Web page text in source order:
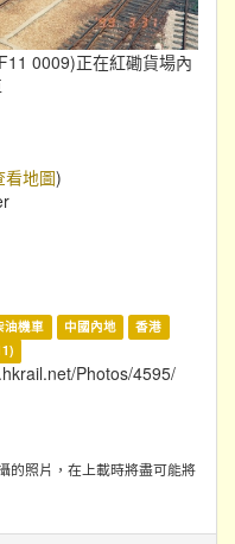
0009)正在紅磡貨場內
看地圖)
油機車 中國內地
香港
Photos/4595/
的照片，在上載時將盡可能將